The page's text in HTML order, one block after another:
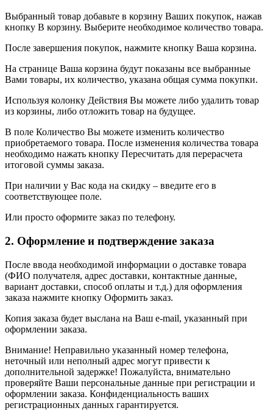
Выбранный товар добавьте в корзину Ваших покупок, нажав
кнопку В корзину. Выберите необходимое количество товара.
После завершения покупок, нажмите кнопку Ваша корзина.
На странице Ваша корзина будут показаны все выбранные
Вами товары, их количество, указана общая сумма покупки.
Используя колонку Действия Вы можете либо удалить товар
из корзины, либо отложить товар на будущее.
В поле Количество Вы можете изменить количество
приобретаемого товара. После изменения количества товара
необходимо нажать кнопку Пересчитать для перерасчета
итоговой суммы заказа.
При наличии у Вас кода на скидку – введите его в
соответствующее поле.
Или просто оформите заказ по телефону.
2. Оформление и подтверждение заказа
После ввода необходимой информации о доставке товара
(ФИО получателя, адрес доставки, контактные данные,
вариант доставки, способ оплаты и т.д.) для оформления
заказа нажмите кнопку Оформить заказ.
Копия заказа будет выслана на Ваш e-mail, указанный при
оформлении заказа.
Внимание! Неправильно указанный номер телефона,
неточный или неполный адрес могут привести к
дополнительной задержке! Пожалуйста, внимательно
проверяйте Ваши персональные данные при регистрации и
оформлении заказа. Конфиденциальность ваших
регистрационных данных гарантируется.